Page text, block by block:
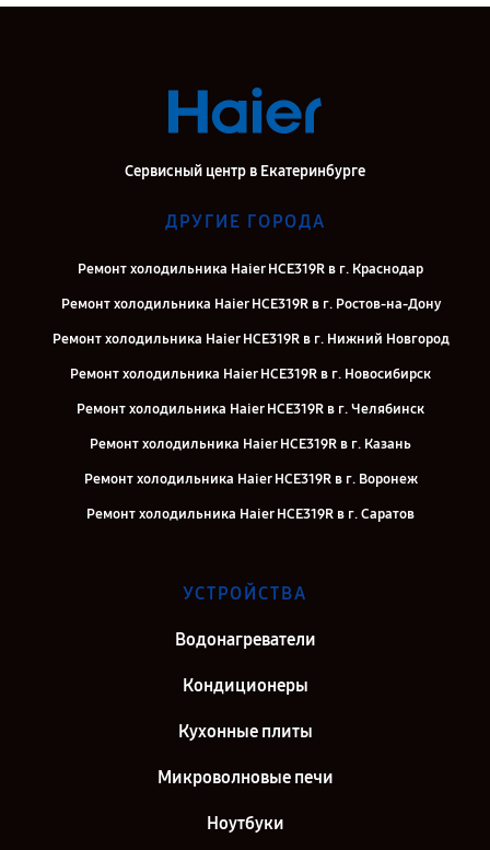
Сервисный центр в Екатеринбурге
ДРУГИЕ ГОРОДА
Ремонт холодильника Haier HCE319R в г. Краснодар
Ремонт холодильника Haier HCE319R в г. Ростов-на-Дону
Ремонт холодильника Haier HCE319R в г. Нижний Новгород
Ремонт холодильника Haier HCE319R в г. Новосибирск
Ремонт холодильника Haier HCE319R в г. Челябинск
Ремонт холодильника Haier HCE319R в г. Казань
Ремонт холодильника Haier HCE319R в г. Воронеж
Ремонт холодильника Haier HCE319R в г. Саратов
Ремонт холодильника Haier HCE319R в г. Киров
УСТРОЙСТВА
Водонагреватели
Кондиционеры
Кухонные плиты
Микроволновые печи
Ноутбуки